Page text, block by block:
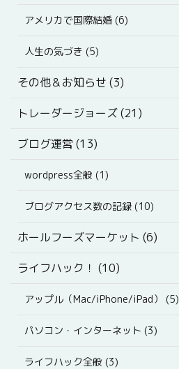
アメリカで国際結婚 (6)
人生の気づき (5)
その他＆お知らせ (3)
トレーダージョーズ (21)
ブログ運営 (13)
wordpress全般 (1)
ブログアクセス数の記録 (10)
ホールフーズマーケット (6)
ライフハック！ (10)
アップル（Mac/iPhone/iPad） (5)
パソコン・インターネット (3)
ライフハック全般 (3)